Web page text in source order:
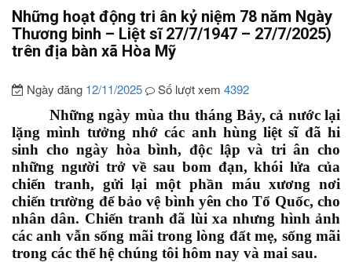
Những hoạt động tri ân kỷ niệm 78 năm Ngày
Thương binh – Liệt sĩ 27/7/1947 – 27/7/2025)
trên địa bàn xã Hòa Mỹ
Ngày đăng 12/11/2025 Số lượt xem 4392
Những ngày mùa thu tháng Bảy, cả nước lại
lặng mình tưởng nhớ các anh hùng liệt sĩ đã hi
sinh cho ngày hòa bình, độc lập và tri ân cho
những người trở về sau bom đạn, khói lửa của
chiến tranh, gửi lại một phần máu xương nơi
chiến trường để bảo vệ bình yên cho Tổ Quốc, cho
nhân dân. Chiến tranh đã lùi xa nhưng hình ảnh
các anh vẫn sống mãi trong lòng đất mẹ, sống mãi
trong các thế hệ chúng tôi hôm nay và mai sau.